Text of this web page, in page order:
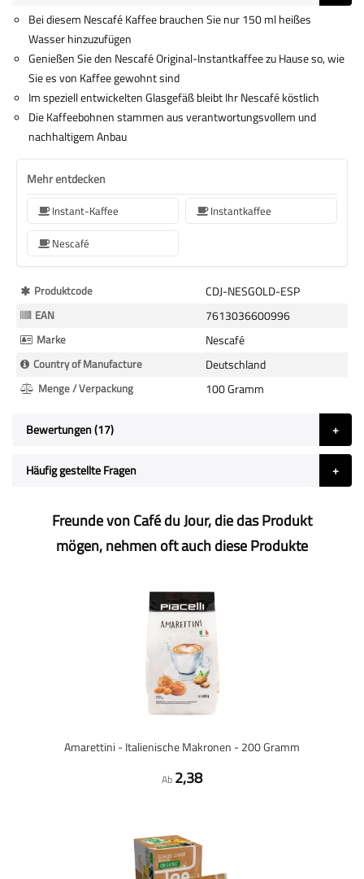
Bei diesem Nescafé Kaffee brauchen Sie nur 150 ml heißes
Wasser hinzuzufügen
Genießen Sie den Nescafé Original-Instantkaffee zu Hause so, wie
Sie es von Kaffee gewohnt sind
Im speziell entwickelten Glasgefäß bleibt Ihr Nescafé köstlich
Die Kaffeebohnen stammen aus verantwortungsvollem und
nachhaltigem Anbau
Mehr entdecken
Instant-Kaffee
Instantkaffee
Nescafé
Mehr
Informationen
Produktcode CDJ-NESGOLD-ESP
EAN 7613036600996
Marke Nescafé
Country of Manufacture Deutschland
Menge / Verpackung 100 Gramm
Bewertungen 17
Häufig gestellte Fragen
Freunde von Café du Jour, die das Produkt
mögen, nehmen oft auch diese Produkte
Amarettini - Italienische Makronen - 200 Gramm
Ab 2,38